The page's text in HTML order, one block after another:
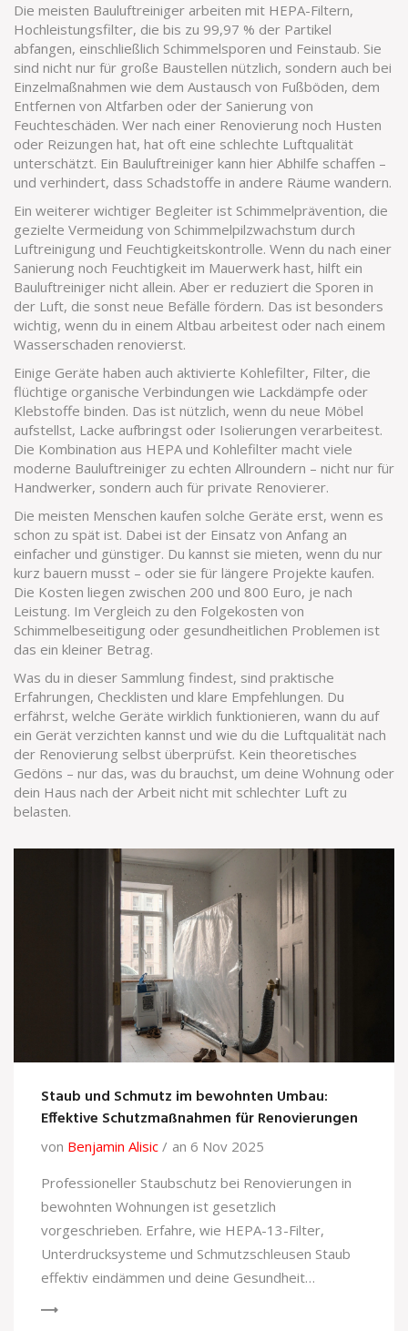
Die meisten Bauluftreiniger arbeiten mit HEPA-Filtern,
Hochleistungsfilter, die bis zu 99,97 % der Partikel
abfangen, einschließlich Schimmelsporen und Feinstaub. Sie
sind nicht nur für große Baustellen nützlich, sondern auch bei
Einzelmaßnahmen wie dem Austausch von Fußböden, dem
Entfernen von Altfarben oder der Sanierung von
Feuchteschäden. Wer nach einer Renovierung noch Husten
oder Reizungen hat, hat oft eine schlechte Luftqualität
unterschätzt. Ein Bauluftreiniger kann hier Abhilfe schaffen –
und verhindert, dass Schadstoffe in andere Räume wandern.
Ein weiterer wichtiger Begleiter ist Schimmelprävention, die
gezielte Vermeidung von Schimmelpilzwachstum durch
Luftreinigung und Feuchtigkeitskontrolle. Wenn du nach einer
Sanierung noch Feuchtigkeit im Mauerwerk hast, hilft ein
Bauluftreiniger nicht allein. Aber er reduziert die Sporen in
der Luft, die sonst neue Befälle fördern. Das ist besonders
wichtig, wenn du in einem Altbau arbeitest oder nach einem
Wasserschaden renovierst.
Einige Geräte haben auch aktivierte Kohlefilter, Filter, die
flüchtige organische Verbindungen wie Lackdämpfe oder
Klebstoffe binden. Das ist nützlich, wenn du neue Möbel
aufstellst, Lacke aufbringst oder Isolierungen verarbeitest.
Die Kombination aus HEPA und Kohlefilter macht viele
moderne Bauluftreiniger zu echten Allroundern – nicht nur für
Handwerker, sondern auch für private Renovierer.
Die meisten Menschen kaufen solche Geräte erst, wenn es
schon zu spät ist. Dabei ist der Einsatz von Anfang an
einfacher und günstiger. Du kannst sie mieten, wenn du nur
kurz bauern musst – oder sie für längere Projekte kaufen.
Die Kosten liegen zwischen 200 und 800 Euro, je nach
Leistung. Im Vergleich zu den Folgekosten von
Schimmelbeseitigung oder gesundheitlichen Problemen ist
das ein kleiner Betrag.
Was du in dieser Sammlung findest, sind praktische
Erfahrungen, Checklisten und klare Empfehlungen. Du
erfährst, welche Geräte wirklich funktionieren, wann du auf
ein Gerät verzichten kannst und wie du die Luftqualität nach
der Renovierung selbst überprüfst. Kein theoretisches
Gedöns – nur das, was du brauchst, um deine Wohnung oder
dein Haus nach der Arbeit nicht mit schlechter Luft zu
belasten.
Staub und Schmutz im bewohnten Umbau:
Effektive Schutzmaßnahmen für Renovierungen
von Benjamin Alisic
an 6 Nov 2025
Professioneller Staubschutz bei Renovierungen in
bewohnten Wohnungen ist gesetzlich
vorgeschrieben. Erfahre, wie HEPA-13-Filter,
Unterdrucksysteme und Schmutzschleusen Staub
effektiv eindämmen und deine Gesundheit